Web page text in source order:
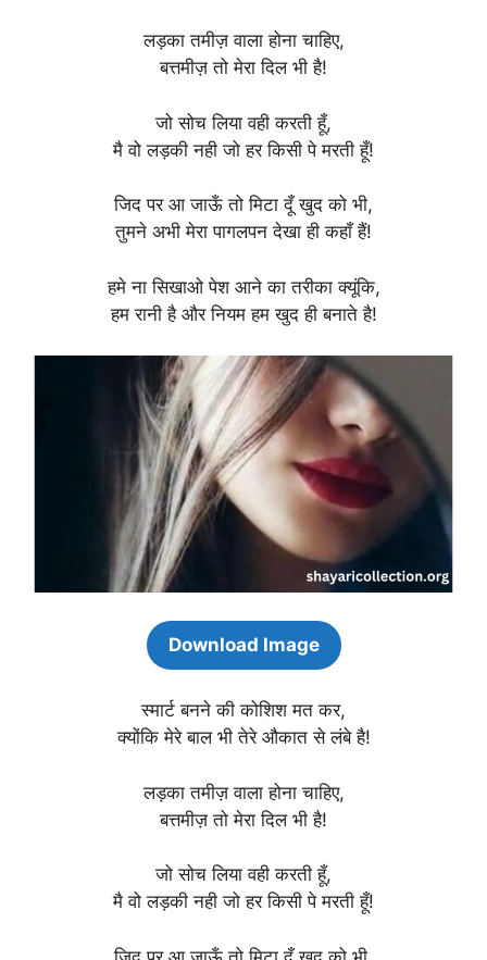
लड़का तमीज़ वाला होना चाहिए,
बत्तमीज़ तो मेरा दिल भी है!
जो सोच लिया वही करती हूँ,
मै वो लड़की नही जो हर किसी पे मरती हूँ!
जिद पर आ जाऊँ तो मिटा दूँ खुद को भी,
तुमने अभी मेरा पागलपन देखा ही कहाँ हैं!
हमे ना सिखाओ पेश आने का तरीका क्यूंकि,
हम रानी है और नियम हम खुद ही बनाते है!
Download Image
स्मार्ट बनने की कोशिश मत कर,
क्योंकि मेरे बाल भी तेरे औकात से लंबे है!
लड़का तमीज़ वाला होना चाहिए,
बत्तमीज़ तो मेरा दिल भी है!
जो सोच लिया वही करती हूँ,
मै वो लड़की नही जो हर किसी पे मरती हूँ!